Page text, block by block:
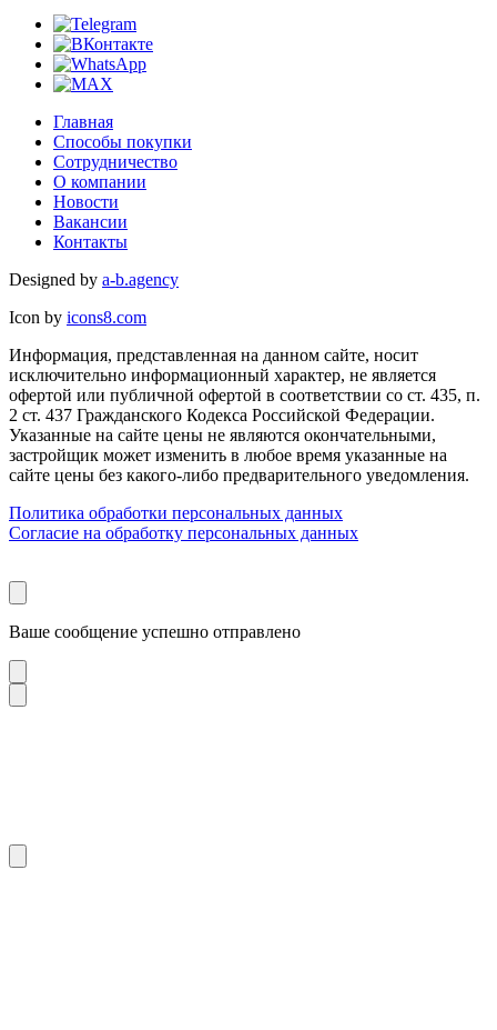
Главная
Способы покупки
Сотрудничество
О компании
Новости
Вакансии
Контакты
Designed by a-b.agency
Icon by icons8.com
Информация, представленная на данном сайте, носит
исключительно информационный характер, не является
офертой или публичной офертой в соответствии со ст. 435, п.
2 ст. 437 Гражданского Кодекса Российской Федерации.
Указанные на сайте цены не являются окончательными,
застройщик может изменить в любое время указанные на
сайте цены без какого-либо предварительного уведомления.
Политика обработки персональных данных
Согласие на обработку персональных данных
Ваше сообщение успешно отправлено